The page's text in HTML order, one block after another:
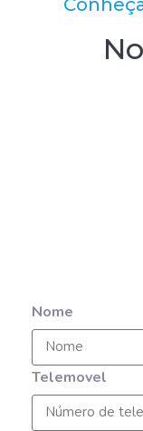
Nome
Telemovel